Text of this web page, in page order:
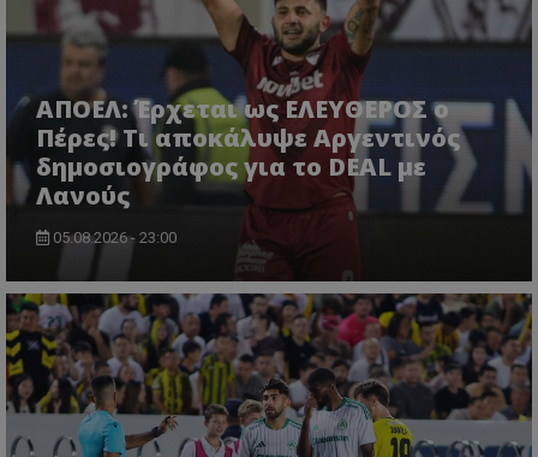
ΑΠΟΕΛ: Έρχεται ως ΕΛΕΥΘΕΡΟΣ ο
Πέρες! Τι αποκάλυψε Αργεντινός
δημοσιογράφος για το DEAL με
Λανούς
05.08.2026 - 23:00